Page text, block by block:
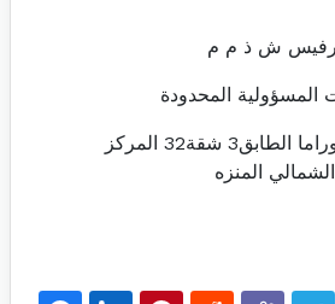
ش ذ م م
المحدودة
عمارة بانوراما الطابق3 شقة32 المركز
المنزه